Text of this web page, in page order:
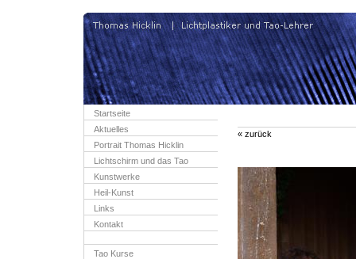
Startseite
Aktuelles
Portrait Thomas Hicklin
Lichtschirm und das Tao
Kunstwerke
Heil-Kunst
Links
Kontakt
Tao Kurse
« zurück